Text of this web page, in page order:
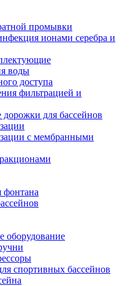
промывки
ионами серебра и
воды
доступа
фильтрацией и
дорожки для бассейнов
с мембранными
фонтана
оборудование
спортивных бассейнов